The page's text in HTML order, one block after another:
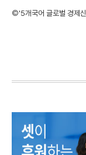
©'5개국어 글로벌 경제신